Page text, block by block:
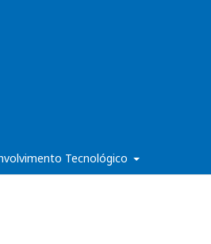
Tecnológico